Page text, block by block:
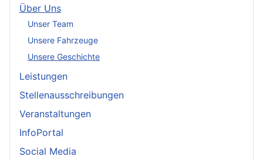
Über Uns
Unser Team
Unsere Fahrzeuge
Unsere Geschichte
Leistungen
Stellenausschreibungen
Veranstaltungen
InfoPortal
Social Media